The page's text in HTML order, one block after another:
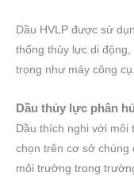
Dầu HVLP được sử
thống thủy lực di
trọng như máy công cụ.
Dầu thủy lực phân
Dầu thích nghi với
chọn trên cơ sở chúng
môi trường trong